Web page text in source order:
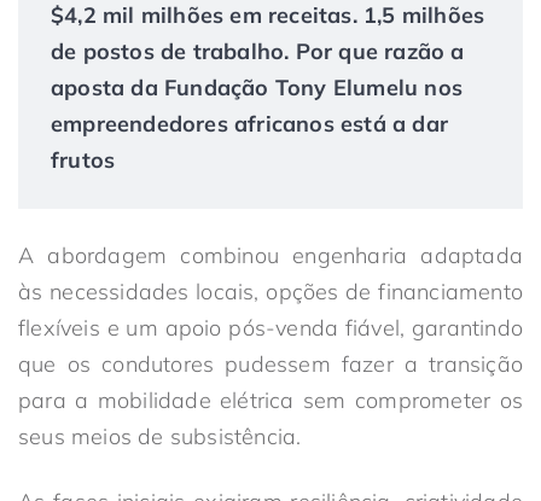
$4,2 mil milhões em receitas. 1,5 milhões
de postos de trabalho. Por que razão a
aposta da Fundação Tony Elumelu nos
empreendedores africanos está a dar
frutos
A abordagem combinou engenharia adaptada
às necessidades locais, opções de financiamento
flexíveis e um apoio pós-venda fiável, garantindo
que os condutores pudessem fazer a transição
para a mobilidade elétrica sem comprometer os
seus meios de subsistência.